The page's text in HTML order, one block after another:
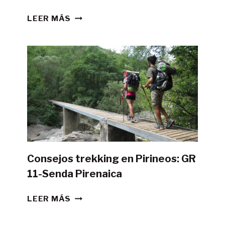
LEER MÁS ¿ES
LA
GR11
CON
TIENDA
DE
CAMPAÑA?
Consejos trekking en Pirineos: GR
11-Senda Pirenaica
LEER MÁS CONSEJOS